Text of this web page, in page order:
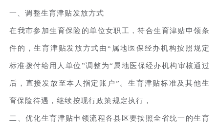
一、调整生育津贴发放方式
在我市参加生育保险的单位女职工，符合生育津贴申领条
件的，生育津贴发放方式由“属地医保经办机构按照规定
标准拨付给用人单位”调整为“属地医保经办机构审核通过
后，直接发放至本人指定账户”。生育津贴标准及其他生
育保险待遇，继续按现行政策规定执行，
二、优化生育津贴申领流程各县区要按照全省统一的生育